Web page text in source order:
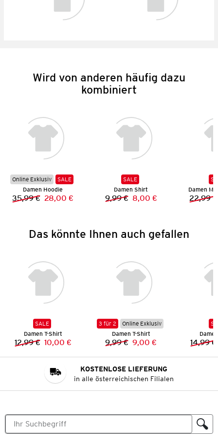
Wird von anderen häufig dazu
kombiniert
Online Exklusiv
SALE
Damen Hoodie
Vorheriger Preis:
35,99 € Neuer Preis:
28,00 €
SALE
Damen Shirt
Vorheriger Preis:
9,99 € Neuer Preis:
8,00 €
Damen
22,99 €
Das könnte Ihnen auch gefallen
SALE
Damen T-Shirt
Vorheriger Preis:
12,99 € Neuer Preis:
10,00 €
3 für 2
Online Exklusiv
Damen T-Shirt
Vorheriger Preis:
9,99 € Neuer Preis:
9,00 € 14,99 €
KOSTENLOSE LIEFERUNG
in alle österreichischen Filialen